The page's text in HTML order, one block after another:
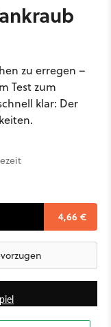
zu erregen –
Test zum
klar: Der
4,66 €
5:23